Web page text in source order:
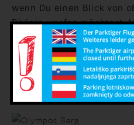
wenn Du einen Blick von
Riviera werfen möchtest.
Seilbahngelangst Du zum
Wanderwege und
Verfügung stehen. Von
supertolle Urlaubsfotos
Kamera mit!